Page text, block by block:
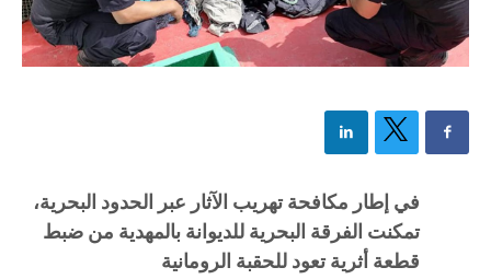
في إطار مكافحة تهريب الآثار عبر الحدود البحرية،
تمكنت الفرقة البحرية للديوانة بالمهدية من ضبط
قطعة أثرية تعود للحقبة الرومانية